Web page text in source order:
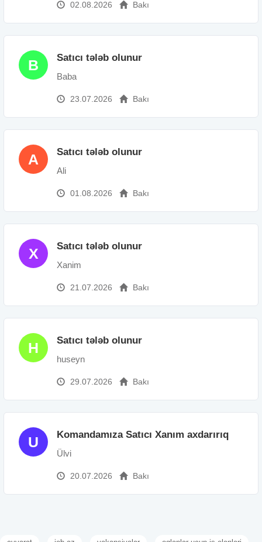
02.08.2026 Bakı
B Satıcı tələb olunur
Baba
23.07.2026 Bakı
A Satıcı tələb olunur
Ali
01.08.2026 Bakı
X Satıcı tələb olunur
Xanim
21.07.2026 Bakı
H Satıcı tələb olunur
huseyn
29.07.2026 Bakı
U Komandamıza Satıcı Xanım axdarırıq
Ülvi
20.07.2026 Bakı